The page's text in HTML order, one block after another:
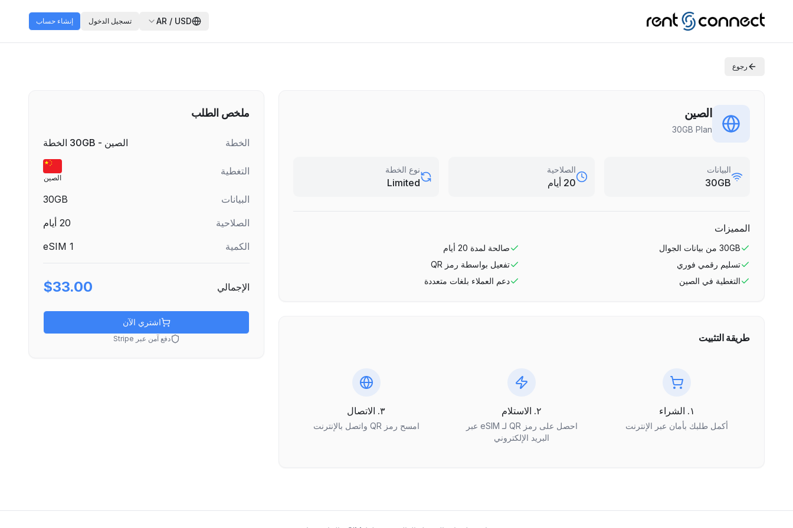
AR / USD تسجيل الدخول إنشاء حساب
رجوع
الصين
30GB Plan
البيانات
30GB
الصلاحية
20 أيام
نوع الخطة
Limited
المميزات
30GB من بيانات الجوال صالحة لمدة 20 أيام
تسليم رقمي فوري
تفعيل بواسطة رمز QR
التغطية في الصين دعم العملاء بلغات متعددة
طريقة التثبيت
١. الشراء
أكمل طلبك بأمان عبر الإنترنت
٢. الاستلام
احصل على رمز QR لـ eSIM عبر
البريد الإلكتروني
٣. الاتصال
امسح رمز QR واتصل بالإنترنت
ملخص الطلب
الخطة الصين - 30GB الخطة
التغطية
الصين
البيانات
30GB
الصلاحية
20 أيام
الكمية
1
الإجمالي $33.00
اشتري الآن
دفع آمن عبر Stripe